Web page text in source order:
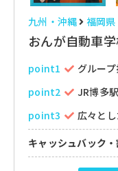
九州・沖縄 福岡県
おんが自動車
point1
グルー
point2
JR博多
point3
広々と
キャッシュバック・